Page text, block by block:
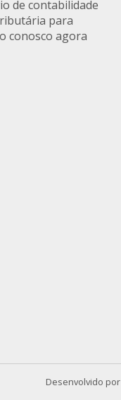
de contabilidade
para
conosco agora
Desenvolvido por